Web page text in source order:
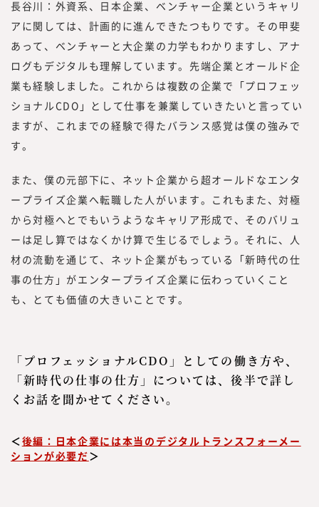
長谷川：外資系、日本企業、ベンチャー企業というキャリ
アに関しては、計画的に進んできたつもりです。その甲斐
あって、ベンチャーと大企業の力学もわかりますし、アナ
ログもデジタルも理解しています。先端企業とオールド企
業も経験しました。これからは複数の企業で「プロフェッ
ショナルCDO」として仕事を兼業していきたいと言ってい
ますが、これまでの経験で得たバランス感覚は僕の強みで
す。
また、僕の元部下に、ネット企業から超オールドなエンタ
ープライズ企業へ転職した人がいます。これもまた、対極
から対極へとでもいうようなキャリア形成で、そのバリュ
ーは足し算ではなくかけ算で生じるでしょう。それに、人
材の流動を通じて、ネット企業がもっている「新時代の仕
事の仕方」がエンタープライズ企業に伝わっていくこと
も、とても価値の大きいことです。
「プロフェッショナルCDO」としての働き方や、
「新時代の仕事の仕方」については、後半で詳し
くお話を聞かせてください。
＜後編：日本企業には本当のデジタルトランスフォーメー
ションが必要だ＞